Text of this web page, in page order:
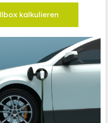
kalkulieren